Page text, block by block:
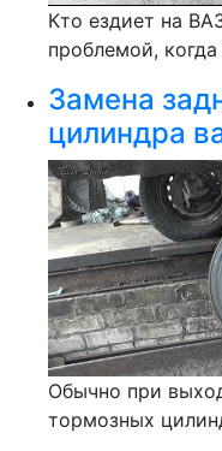
Кто ездиет на
проблемой, когда
Замена
цилиндра
Обычно при
тормозных